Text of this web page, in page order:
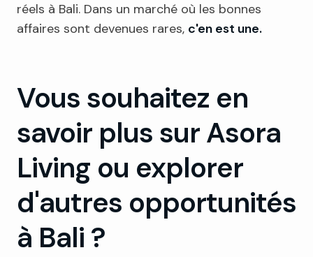
réels à Bali. Dans un marché où les bonnes
affaires sont devenues rares, c'en est une.
Vous souhaitez en
savoir plus sur Asora
Living ou explorer
d'autres opportunités
à Bali ?